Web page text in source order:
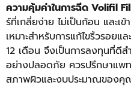
ความคุ้มค่าในการฉีด Volifil
ร์ที่เกลี่ยง่าย ไม่เป็นก้อน และเ
เหมาะสำหรับการแก้ไขริ้วรอย
12 เดือน จึงเป็นการลงทุนที่ดี
อย่างปลอดภัย ควรปรึกษาแพท
สภาพผิวและงบประมาณของ